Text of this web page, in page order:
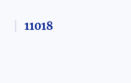
11018